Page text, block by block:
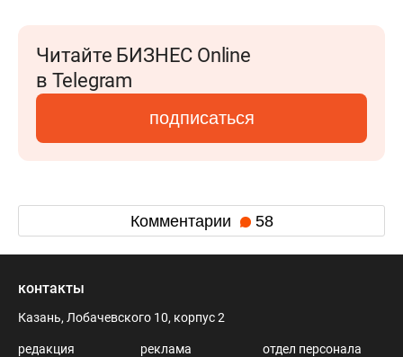
Читайте БИЗНЕС Online
в Telegram
подписаться
Комментарии 58
контакты
Казань, Лобачевского 10, корпус 2
редакция
реклама
отдел персонала